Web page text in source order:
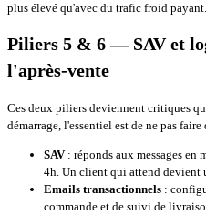
plus élevé qu'avec du trafic froid payant.
Piliers 5 & 6 — SAV et
l'après-vente
Ces deux piliers deviennent critiques
démarrage, l'essentiel est de ne pas faire
SAV: réponds aux messages
4h. Un client qui attend devient
Emails transactionnels :
commande et de suivi de